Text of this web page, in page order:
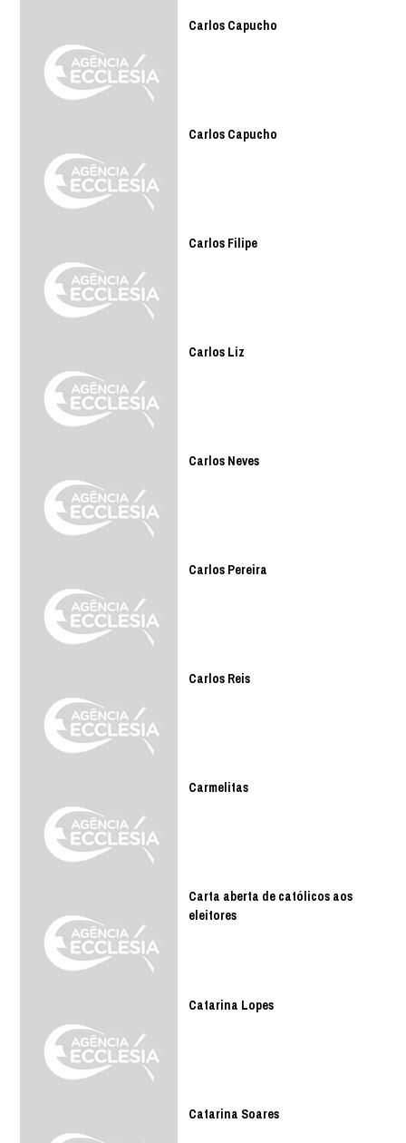
Carlos Capucho
Carlos Capucho
Carlos Filipe
Carlos Liz
Carlos Neves
Carlos Pereira
Carlos Reis
Carmelitas
Carta aberta de católicos aos
eleitores
Catarina Lopes
Catarina Soares